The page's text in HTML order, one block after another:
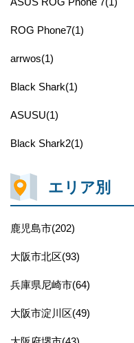
ROG Phone7(1)
arrwos(1)
Black Shark(1)
ASUSU(1)
Black Shark2(1)
エリア別
鹿児島市(202)
大阪市北区(93)
兵庫県尼崎市(64)
大阪市淀川区(49)